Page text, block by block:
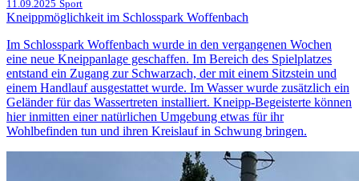
11.09.2025 Sport
Kneippmöglichkeit im Schlosspark Woffenbach
Im Schlosspark Woffenbach wurde in den vergangenen Wochen
eine neue Kneippanlage geschaffen. Im Bereich des Spielplatzes
entstand ein Zugang zur Schwarzach, der mit einem Sitzstein und
einem Handlauf ausgestattet wurde. Im Wasser wurde zusätzlich ein
Geländer für das Wassertreten installiert. Kneipp-Begeisterte können
hier inmitten einer natürlichen Umgebung etwas für ihr
Wohlbefinden tun und ihren Kreislauf in Schwung bringen.